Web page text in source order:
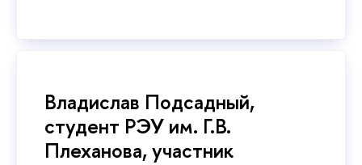
Владислав Подсадный,
студент РЭУ им. Г.В.
Плеханова, участник